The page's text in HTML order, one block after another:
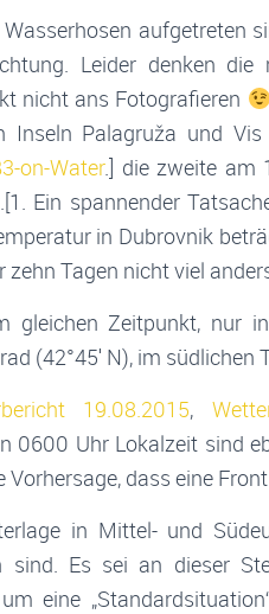
aufgetreten
Leider denken
nicht ans Fotografieren
Palagruža und
on-Water.] die zweite am
Ein spannender
in Dubrovnik
Tagen nicht viel
Zeitpunkt, nur
(42°45′ N), im südlichen
19.08.2015,
0600 Uhr Lokalzeit sind
Vorhersage, dass eine
in Mittel- und
sind. Es sei an dieser
eine